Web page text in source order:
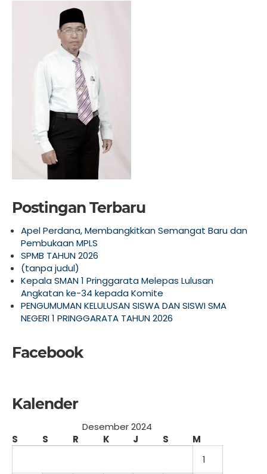
Postingan Terbaru
Apel Perdana, Membangkitkan Semangat Baru dan
Pembukaan MPLS
SPMB TAHUN 2026
(tanpa judul)
Kepala SMAN 1 Pringgarata Melepas Lulusan
Angkatan ke-34 kepada Komite
PENGUMUMAN KELULUSAN SISWA DAN SISWI SMA
NEGERI 1 PRINGGARATA TAHUN 2026
Facebook
Kalender
Desember 2024
S
S R K J S
M
1